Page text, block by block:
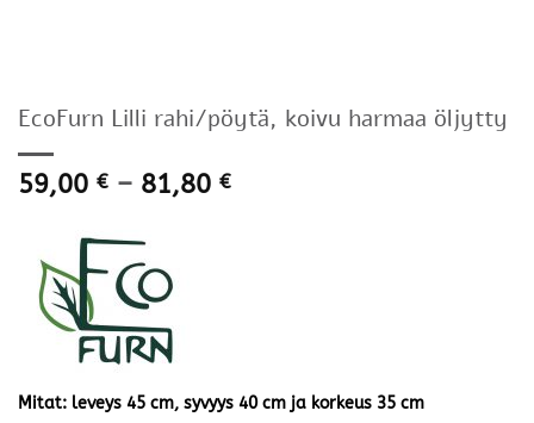
EcoFurn Lilli rahi/pöytä, koivu harmaa öljytty
59,00 € – 81,80 €Hintaluokka:
Mitat: leveys 45 cm, syvyys 40 cm ja korkeus 35 cm